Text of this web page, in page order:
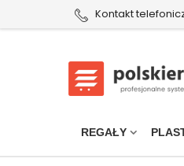
Kontakt
REGAŁY